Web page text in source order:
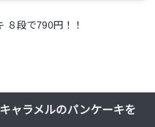
８段で790円！！
ャラメルのパンケーキを